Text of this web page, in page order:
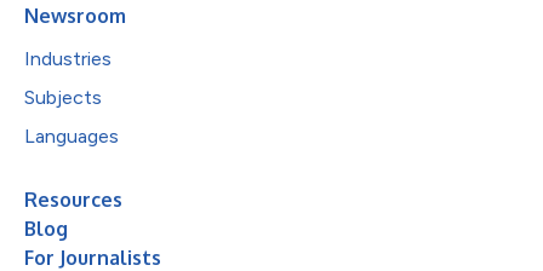
Newsroom
Industries
Subjects
Languages
Resources
Blog
For Journalists